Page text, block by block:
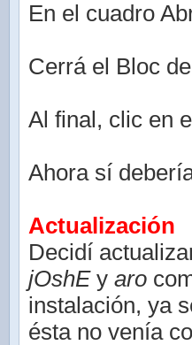
En el cuadro
Cerrá el Bloc
Al final, clic en
Ahora sí
Actualización
Decidí
jOshEy aro
instalación, ya
ésta no venía